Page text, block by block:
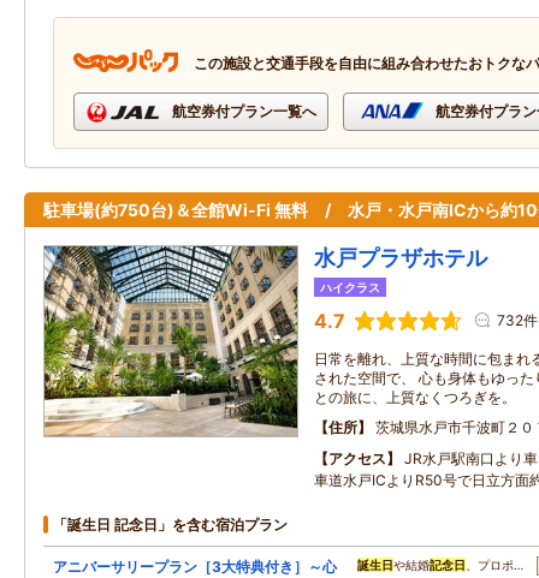
この施設と交通手段を自由に組み合わせたおトクな
航空券付プラン一覧へ 航空券付プラ
駐車場(約750台)＆全館Wi-Fi 無料 / 水戸・水戸南ICから約
水戸プラザホテル
ハイクラス
4.7 732件
日常を離れ、上質な時間に包まれ
された空間で、 心も身体もゆっ
との旅に、上質なくつろぎを。
住所
茨城県水戸市千波町２
アクセス
JR水戸駅南口より
車道水戸ICよりR50号で日立方面
「誕生日 記念日」を含む宿泊プラン
アニバーサリープラン［3大特典付き］～心
誕生日や結婚記念日 、プロポ…